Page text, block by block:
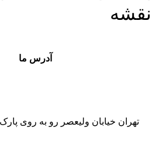
نقشه
آدرس ما
تهران خیابان ولیعصر رو به روی